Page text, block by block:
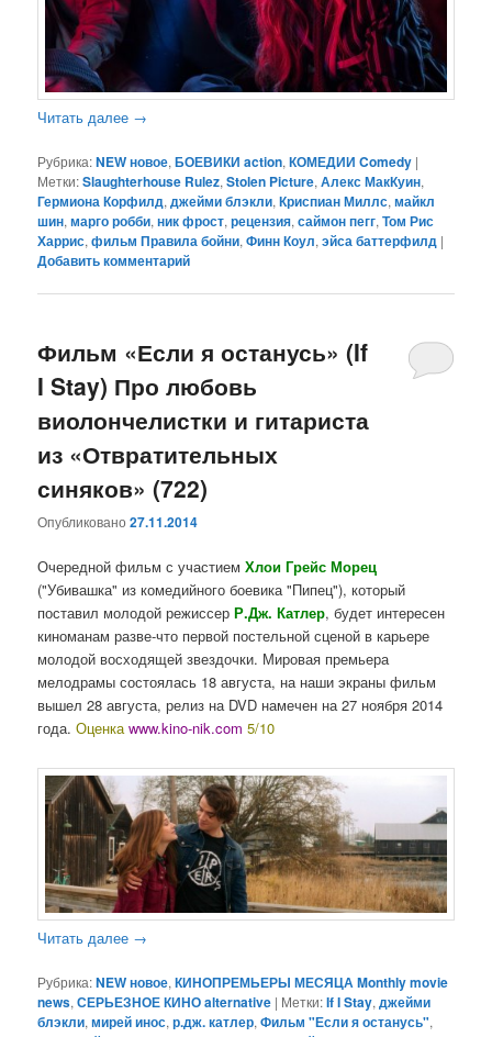
Читать далее →
Рубрика:NEW новое,БОЕВИКИ action,КОМЕДИИ Comedy |
Метки:Slaughterhouse Rulez,Stolen Picture,Алекс МакКуин,
Гермиона Корфилд,джейми блэкли,Криспиан Миллс,майкл
шин,марго робби,ник фрост,рецензия,саймон пегг,Том Рис
Харрис,фильм Правила бойни,Финн Коул,эйса баттерфилд |
Добавить комментарий
Фильм «Если я останусь» (If
I Stay) Про любовь
виолончелистки и гитариста
из «Отвратительных
синяков» (722)
Опубликовано27.11.2014
Очередной фильм с участием Хлои Грейс Морец
("Убивашка" из комедийного боевика "Пипец"), который
поставил молодой режиссер Р.Дж. Катлер, будет интересен
киноманам разве-что первой постельной сценой в карьере
молодой восходящей звездочки. Мировая премьера
мелодрамы состоялась 18 августа, на наши экраны фильм
вышел 28 августа, релиз на DVD намечен на 27 ноября 2014
года.Оценкаwww.kino-nik.com5/10
Читать далее →
Рубрика:NEW новое,КИНОПРЕМЬЕРЫ МЕСЯЦА Monthly movie
news,СЕРЬЕЗНОЕ КИНО alternative | Метки:If I Stay,джейми
блэкли,мирей инос,р.дж. катлер,Фильм "Если я останусь",